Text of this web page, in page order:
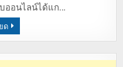
ออนไลน์ได้แก…
ด